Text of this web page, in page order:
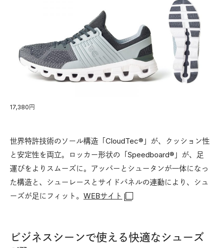
17,380円
世界特許技術のソール構造「CloudTec®」が、クッション性
と安定性を両立。ロッカー形状の「Speedboard®」が、足
運びをよりスムーズに。アッパーとシュータンが一体になっ
た構造と、シューレースとサイドパネルの連動により、シュ
ーズが足にフィット。 WEBサイト
ビジネスシーンで使える快適なシューズ